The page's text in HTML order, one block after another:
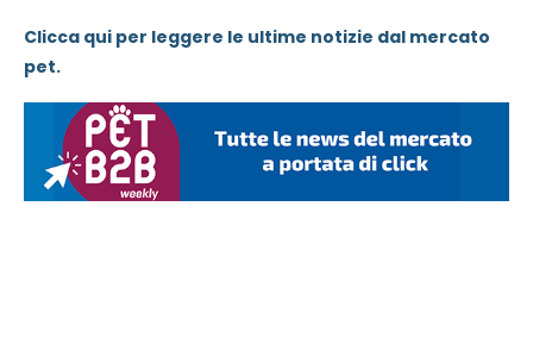
Clicca qui per leggere le ultime notizie dal mercato
pet.